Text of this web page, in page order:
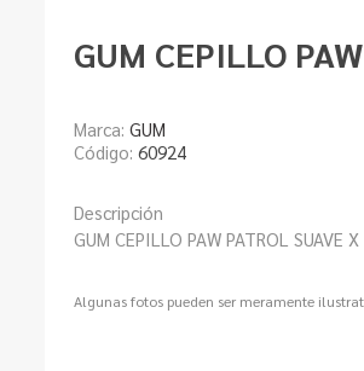
GUM CEPILLO
Marca: GUM
Código: 60924
Descripción
GUM CEPILLO PAW PATROL SUAVE
Algunas fotos pueden ser meramente